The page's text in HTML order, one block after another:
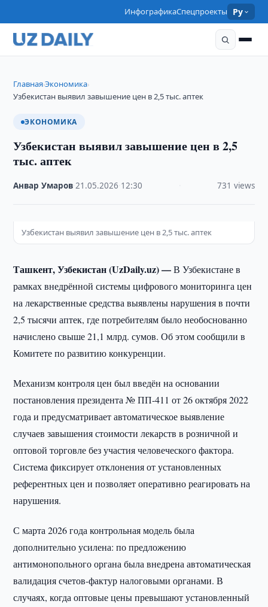
ИнфографикаСпецпроекты Ру
Главная›Экономика›
Узбекистан выявил завышение цен в 2,5 тыс. аптек
ЭКОНОМИКА
Узбекистан выявил завышение цен в 2,5
тыс. аптек
Анвар Умаров ·21.05.2026 12:30 731 views
Узбекистан выявил завышение цен в 2,5 тыс. аптек
Ташкент, Узбекистан (UzDaily.uz) —В Узбекистане в
рамках внедрённой системы цифрового мониторинга цен
на лекарственные средства выявлены нарушения в почти
2,5 тысячи аптек, где потребителям было необоснованно
начислено свыше 21,1 млрд. сумов. Об этом сообщили в
Комитете по развитию конкуренции.
Механизм контроля цен был введён на основании
постановления президента № ПП-411 от 26 октября 2022
года и предусматривает автоматическое выявление
случаев завышения стоимости лекарств в розничной и
оптовой торговле без участия человеческого фактора.
Система фиксирует отклонения от установленных
референтных цен и позволяет оперативно реагировать на
нарушения.
С марта 2026 года контрольная модель была
дополнительно усилена: по предложению
антимонопольного органа была внедрена автоматическая
валидация счетов-фактур налоговыми органами. В
случаях, когда оптовые цены превышают установленный